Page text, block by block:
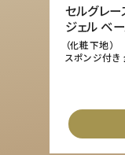
セルグレー
ジェル ベ
（化粧下地）
スポンジ付